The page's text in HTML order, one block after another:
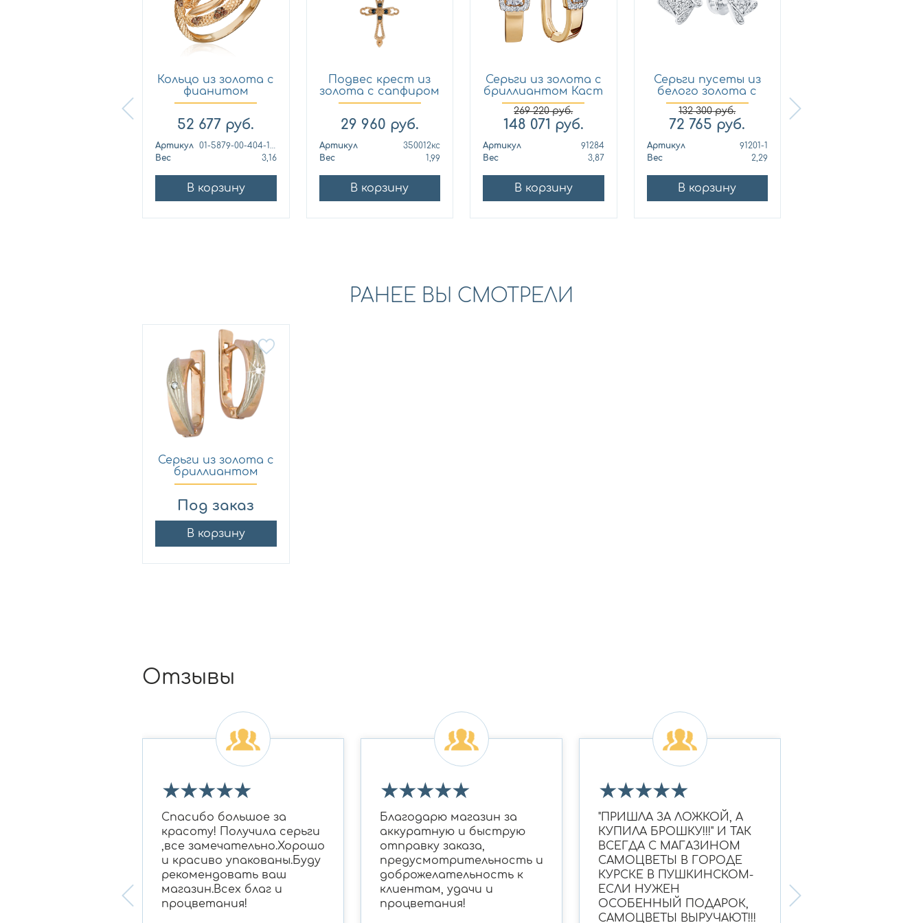
Кольцо из золота с
фианитом
Платина 0...
52 677 руб.
Артикул
01-5879-00-404-1110
Вес
3,16
В корзину
Подвес крест из
золота с сапфиром
Кло...
29 960 руб.
Артикул
350012кс
Вес
1,99
В корзину
Серьги из золота с
бриллиантом Каст
ю...
269 220руб.
148 071 руб.
Артикул
91284
Вес
3,87
В корзину
Серьги пусеты из
белого золота с
брил...
132 300руб.
72 765 руб.
Артикул
91201-1
Вес
2,29
В корзину
РАНЕЕ ВЫ СМОТРЕЛИ
Серьги из золота с
бриллиантом
Мастер...
Под заказ
В корзину
Отзывы
★★★★★
Спасибо большое за
красоту! Получила серьги
,все замечательно.Хорошо
и красиво упакованы.Буду
рекомендовать ваш
магазин.Всех благ и
процветания!
★★★★★
Благодарю магазин за
аккуратную и быструю
отправку заказа,
предусмотрительность и
доброжелательность к
клиентам, удачи и
процветания!
★★★★★
"ПРИШЛА ЗА ЛОЖКОЙ, А
КУПИЛА БРОШКУ!!!" И ТАК
ВСЕГДА С МАГАЗИНОМ
САМОЦВЕТЫ В ГОРОДЕ
КУРСКЕ В ПУШКИНСКОМ-
ЕСЛИ НУЖЕН
ОСОБЕННЫЙ ПОДАРОК,
САМОЦВЕТЫ ВЫРУЧАЮТ!!!